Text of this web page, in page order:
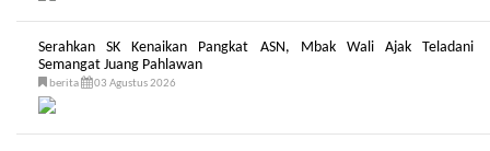
Serahkan SK Kenaikan Pangkat ASN, Mbak Wali Ajak Teladani
Semangat Juang Pahlawan
berita 03 Agustus 2026